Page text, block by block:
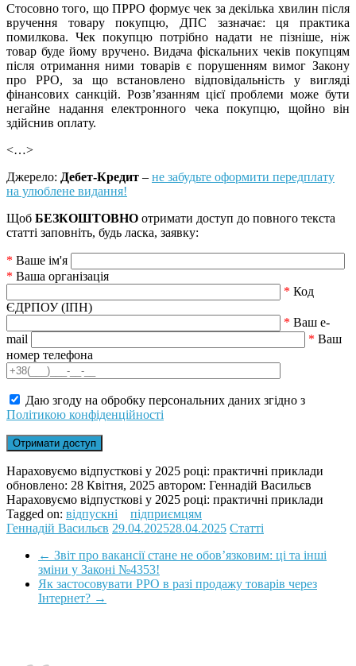
Стосовно того, що ПРРО формує чек за декілька хвилин після
вручення товару покупцю, ДПС зазначає: ця практика
помилкова. Чек покупцю потрібно надати не пізніше, ніж
товар буде йому вручено. Видача фіскальних чеків покупцям
після отримання ними товарів є порушенням вимог Закону
про РРО, за що встановлено відповідальність у вигляді
фінансових санкцій. Розв’язанням цієї проблеми може бути
негайне надання електронного чека покупцю, щойно він
здійснив оплату.
<…>
Джерело: Дебет-Кредит – не забудьте оформити передплату
на улюблене видання!
Щоб БЕЗКОШТОВНО отримати доступ до повного текста
статті заповніть, будь ласка, заявку:
* Ваше ім'я
* Ваша організація
* Код
ЄДРПОУ (ІПН)
* Ваш e-
mail
* Ваш
номер телефона
Даю згоду на обробку персональних даних згідно з
Політикою конфіденційності
Нараховуємо відпусткові у 2025 році: практичні приклади
обновлено: 28 Квітня, 2025 автором: Геннадій Васильєв
Нараховуємо відпусткові у 2025 році: практичні приклади
Tagged on: відпускні
підприємцям
Геннадій Васильєв 29.04.202528.04.2025 Статті
← Звіт про вакансії стане не обов’язковим: ці та інші
зміни у Законі №4353!
Як застосовувати РРО в разі продажу товарів через
Інтернет? →